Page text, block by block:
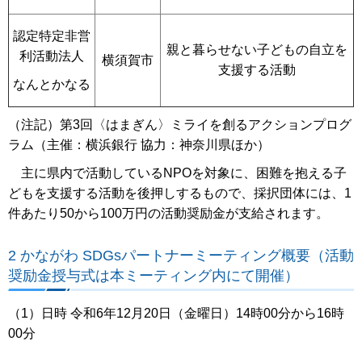
認定特定非営
利活動法人
なんとかなる
横須賀市
親と暮らせない子どもの自立を
支援する活動
（注記）第3回〈はまぎん〉ミライを創るアクションプログ
ラム（主催：横浜銀行 協力：神奈川県ほか）
主に県内で活動しているNPOを対象に、困難を抱える子
どもを支援する活動を後押しするもので、採択団体には、1
件あたり50から100万円の活動奨励金が支給されます。
2 かながわ SDGsパートナーミーティング概要（活動
奨励金授与式は本ミーティング内にて開催）
（1）日時 令和6年12月20日（金曜日）14時00分から16時
00分